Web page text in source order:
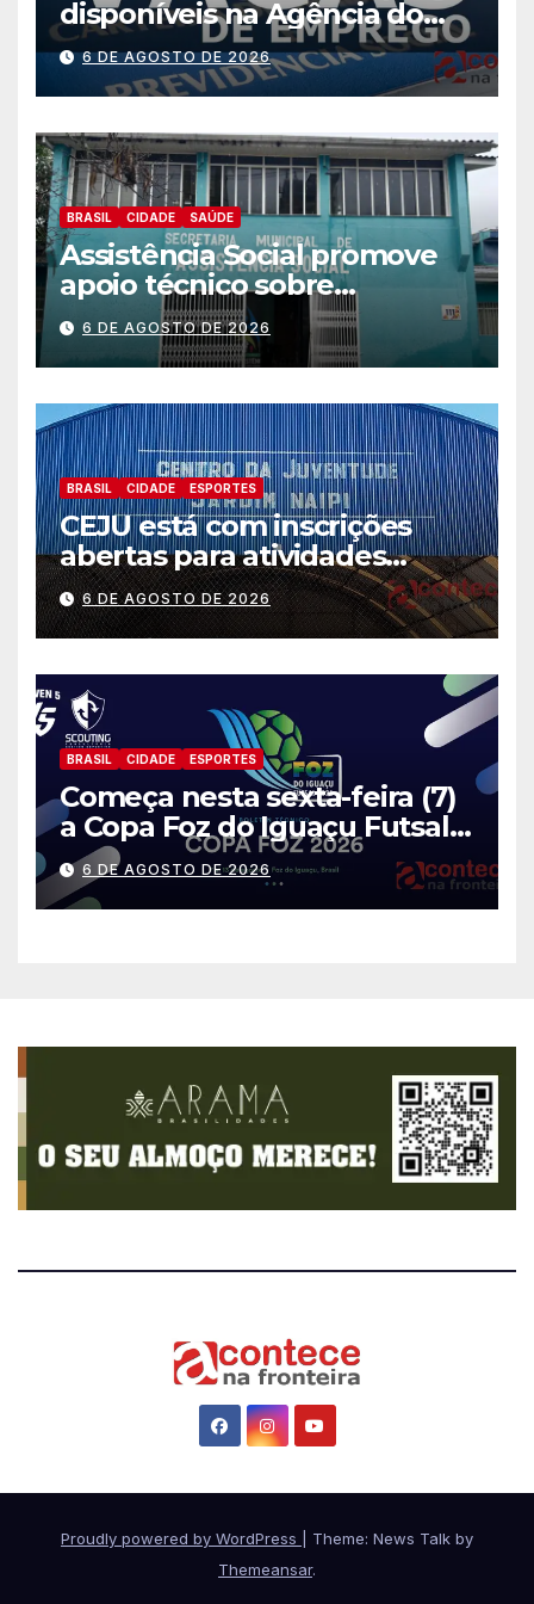
disponíveis na Agência do
Trabalhador
6 DE AGOSTO DE 2026
BRASIL CIDADE SAÚDE
Assistência Social promove
apoio técnico sobre
preparação e resposta a
situações de emergência e
calamidade pública
6 DE AGOSTO DE 2026
BRASIL CIDADE ESPORTES
CEJU está com inscrições
abertas para atividades
gratuitas
6 DE AGOSTO DE 2026
BRASIL CIDADE ESPORTES
Começa nesta sexta-feira (7)
a Copa Foz do Iguaçu Futsal
2026 com equipes de quatro
países
6 DE AGOSTO DE 2026
Proudly powered by WordPress
Theme: News Talk by
Themeansar.